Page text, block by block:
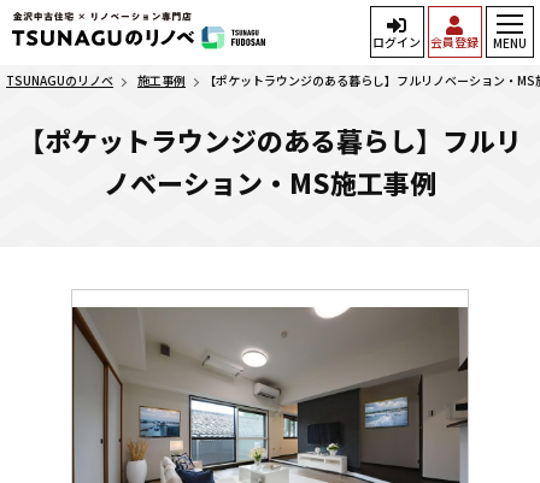
ログイン 会員登録 MENU
TSUNAGUのリノベ 施工事例 【ポケットラウンジのある暮らし】フルリノベーション・MS
【ポケットラウンジのある暮らし】フルリ
ノベーション・MS施工事例